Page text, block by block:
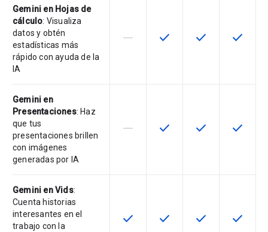
Gemini en Hojas de
cálculo: Visualiza
datos y obtén
estadísticas más
rápido con ayuda de la
IA
Esta función no está disponible en
horizontal_rule Esta función está
check Esta función
check Esta
check
Gemini en
Presentaciones: Haz
que tus
presentaciones brillen
con imágenes
generadas por IA
Esta función no está disponible en
horizontal_rule Esta función está
check Esta función
check Esta
check
Gemini en Vids:
Cuenta historias
interesantes en el
trabajo con la
Esta función está disponible en
check Esta función está
check Esta función
check Esta
check